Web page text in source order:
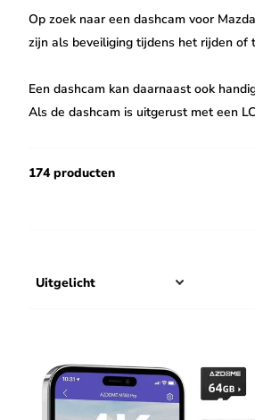
Op zoek naar een dashcam voor
zijn als beveiliging tijdens het rijden of
Een dashcam kan daarnaast ook
Als de dashcam is uitgerust met een
174 producten